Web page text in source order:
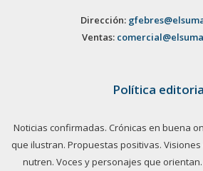
Dirección:
Ventas:
Política
Noticias confirmadas. Crónicas en buena
que ilustran. Propuestas positivas.
nutren. Voces y personajes que